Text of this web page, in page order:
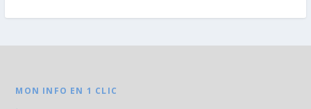
MON INFO EN 1 CLIC